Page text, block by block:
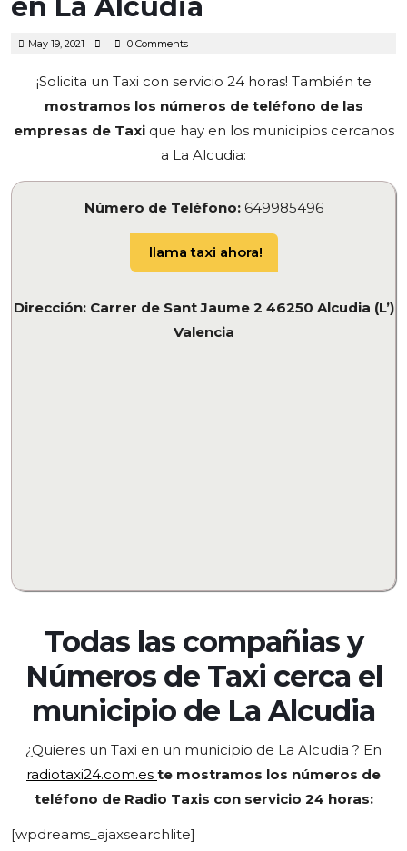
en La Alcudia
May 19, 2021 May
0 Comments
¡Solicita un Taxi con servicio 24 horas! También te
mostramos los números de teléfono de las
empresas de Taxi que hay en los municipios cercanos
a La Alcudia:
Número de Teléfono:649985496
llama taxi ahora!
Dirección: Carrer de Sant Jaume 2 46250 Alcudia (L’)
Valencia
Todas las compañias y
Números de Taxi cerca el
municipio de La Alcudia
¿Quieres un Taxi en un municipio de La Alcudia ? En
radiotaxi24.com.es te mostramos los números de
teléfono de Radio Taxis con servicio 24 horas:
[wpdreams_ajaxsearchlite]